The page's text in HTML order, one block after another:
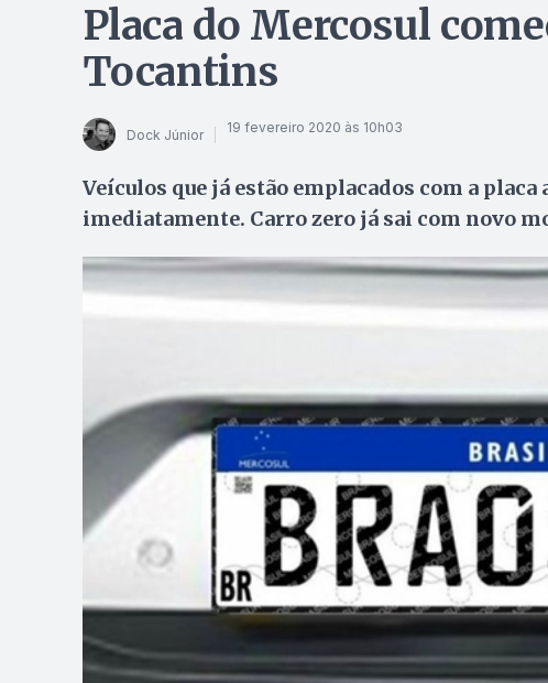
Placa do Mercosul
Tocantins
Dock Júnior 19 fevereiro 2020 às 10h03
Veículos que já estão emplacados com a
imediatamente. Carro zero já sai com novo